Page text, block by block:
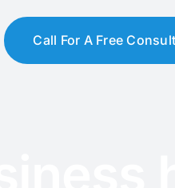
Call For A Free